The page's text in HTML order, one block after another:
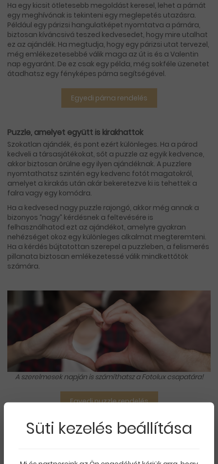
Ha egy kicsit ötletesebb megoldást keresel, lehet a párnát
egy meghívónak is tekinteni egy meglepetés utazásra.
Például egy párizsi hangulatképet nyomtatva a párnára,
biztosan kíváncsivá teszed kedvesedet, hogy mire utalhat
ez az ajándék. Ha megtudja, hogy egy párizsi utat tervezel,
még emlékezetesebbé válik maga az út is és a Valentin
nap egyaránt. De ez csak egy példa, még sokféle üzenetet
átadhatsz egy fényképes párna segítségével.
Egyedi párna rendelés
Puzzle, amelyet együtt is kirakhattok
Szokatlan ajándék, és pont ezért különleges. Ha a párod
kedveli a társasjátékokat, sőt a puzzle az egyik kedvence,
akkor biztosan örülne egy ilyen ajándéknak. A puzzlere
nyomtathatsz szintén egy kedvenc fotót magatokról,
amelyet a kirakás után akár bekeretezve ki is tehettek a
falra vagy egy komódra.
Ha a kedvesed nagy puzzle rajongó, akkor még annak a
bizonyos “nagy” kérdésnek a feltevésére is
felhasználhatod ezt az ajándékot, amelyre gyakran
nehézséget okoz egy különleges alkalmat megteremteni.
Ha a kérdés bújtatottan szerepel a puzzleben, a felismerés
pillanata biztosan emlékezetessé válik mindkettőtök
számára.
A szerelmesek napján is számíthatsz a Fotolux csapatára!
Egyedi puzzle rendelés
Süti kezelés beállítása